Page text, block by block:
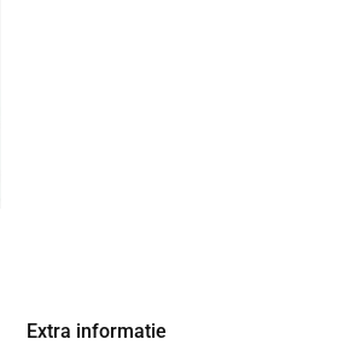
Extra informatie